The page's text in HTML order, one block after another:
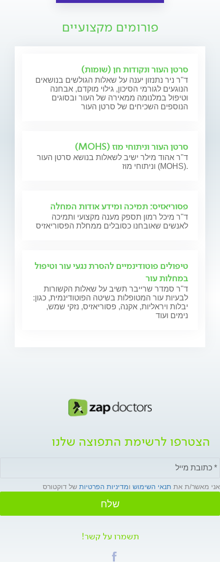
פורומים מקצועיים
סרטן העור ונקודות חן (שומות)
ד"ר ניר נתנזון יענה על שאלות הגולשים בנושאים
הנוגעים לגורמי הסיכון, גילוי מוקדם, אבחנה
וטיפול במלנומה ממאירה של העור ובסוגים
הנוספים השכיחים של סרטן העור
סרטן העור וניתוחי מוז (MOHS)
ד"ר אהוד מילר ישיב לשאלות בנושא סרטן העור
וניתוחי מוז (MOHS).
פסוריאזיס: תמיכה ומידע אודות המחלה
ד"ר מיכל רמון תספק מענה מקצועי ותמיכה
לאנשים שאובחנו כסובלים ממחלת הפסוריאזיס
טיפולים פוטודינמיים להסרת נגעי עור וטיפול
במחלות עור
ד"ר סמדר שרייבר תשיב על שאלות הקשורות
לבעיות עור המטופלות בשיטה הפוטודינמית, כגון:
יבלות ויראליות, אקנה, פסוריאזיס, נזקי שמש,
נימים ועוד
הצטרפו לרשימת התפוצה שלנו
אני מאשר/ת את תנאי השימוש ומדיניות הפרטיות של דוקטורס
שלח
תשמרו על קשר!